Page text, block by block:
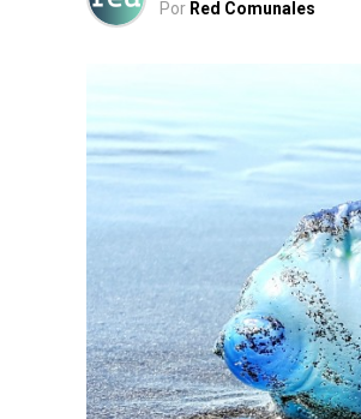
Por Red Comunales